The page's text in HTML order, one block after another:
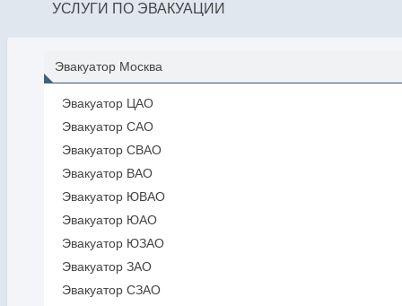
УСЛУГИ ПО ЭВАКУАЦИИ
Эвакуатор Москва
Эвакуатор ЦАО
Эвакуатор САО
Эвакуатор СВАО
Эвакуатор ВАО
Эвакуатор ЮВАО
Эвакуатор ЮАО
Эвакуатор ЮЗАО
Эвакуатор ЗАО
Эвакуатор СЗАО